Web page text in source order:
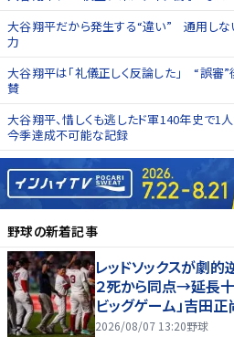
大谷翔平だから発生する“違い” 通用し
力
大谷翔平は「礼儀正しく反論した」 “誤審
賛
大谷翔平、惜しくも逃したド軍140年史
今季達成不可能な記録
野球の新着記事
レッドソックスが劇
２死から同点→延長
ビッグゲーム」吉田
拠地熱狂
2026/08/07 13:20野球